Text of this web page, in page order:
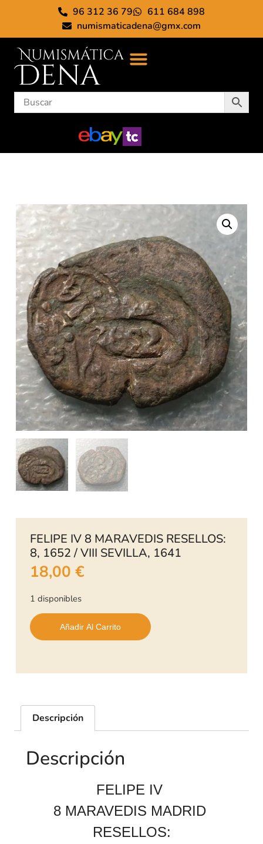
96 312 36 79
611 684 898
numismaticadena@gmx.com
FELIPE IV 8 MARAVEDIS RESELLOS:
8, 1652 / VIII SEVILLA, 1641
18,00 €
1 disponibles
Añadir Al Carrito
Descripción
Descripción
FELIPE IV
8 MARAVEDIS MADRID
RESELLOS: